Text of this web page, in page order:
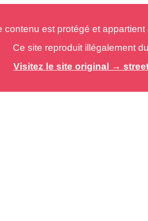
est protégé et appartient
Ce site reproduit illégalement
Visitez le site original →